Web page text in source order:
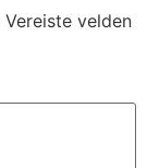
Vereiste velden